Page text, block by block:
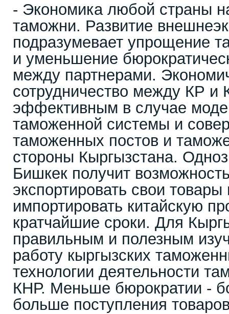
- Экономика любой страны
таможни. Развитие
подразумевает упрощение
и уменьшение
между партнерами.
сотрудничество между КР и
эффективным в случае
таможенной системы и
таможенных постов и
стороны Кыргызстана.
Бишкек получит
экспортировать свои товары
импортировать китайскую
кратчайшие сроки. Для
правильным и полезным
работу кыргызских
технологии деятельности
КНР. Меньше бюрократии -
больше поступления